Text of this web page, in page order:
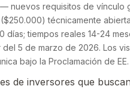
nuevos requisitos de vínculo
técnicamente
días; tiempos reales 14-24
5 de marzo de 2026. Los
bajo la Proclamación de
de inversores que